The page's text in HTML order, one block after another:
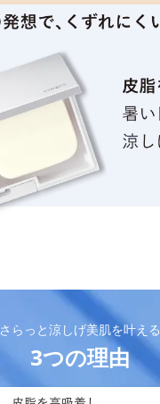
さらっと涼しげ美肌を叶える
3つの理由